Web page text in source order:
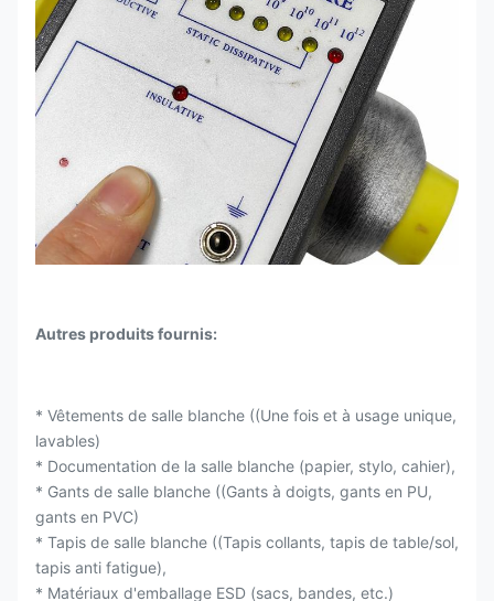
Autres produits fournis:
* Vêtements de salle blanche ((Une fois et à usage unique,
lavables)
* Documentation de la salle blanche (papier, stylo, cahier),
* Gants de salle blanche ((Gants à doigts, gants en PU,
gants en PVC)
* Tapis de salle blanche ((Tapis collants, tapis de table/sol,
tapis anti fatigue),
* Matériaux d'emballage ESD (sacs, bandes, etc.)